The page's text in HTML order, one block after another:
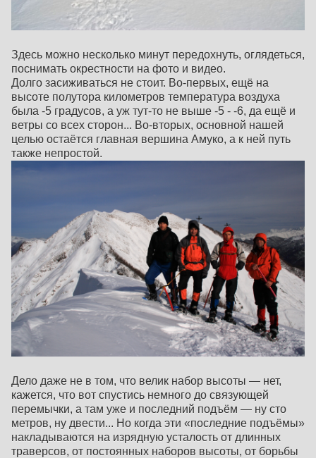
Здесь можно несколько минут передохнуть, оглядеться,
поснимать окрестности на фото и видео.
Долго засиживаться не стоит. Во-первых, ещё на
высоте полутора километров температура воздуха
была -5 градусов, а уж тут-то не выше -5 - -6, да ещё и
ветры со всех сторон... Во-вторых, основной нашей
целью остаётся главная вершина Амуко, а к ней путь
также непростой.
Дело даже не в том, что велик набор высоты — нет,
кажется, что вот спустись немного до связующей
перемычки, а там уже и последний подъём — ну сто
метров, ну двести... Но когда эти «последние подъёмы»
накладываются на изрядную усталость от длинных
траверсов, от постоянных наборов высоты, от борьбы